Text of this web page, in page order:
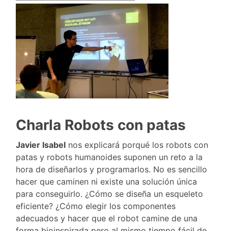
Charla Robots con patas
Javier Isabel nos explicará porqué los robots con
patas y robots humanoides suponen un reto a la
hora de diseñarlos y programarlos. No es sencillo
hacer que caminen ni existe una solución única
para conseguirlo. ¿Cómo se diseña un esqueleto
eficiente? ¿Cómo elegir los componentes
adecuados y hacer que el robot camine de una